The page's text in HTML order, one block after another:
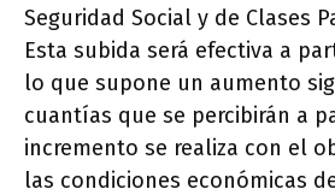
Seguridad Social y de Clases
Esta subida será efectiva a
lo que supone un aumento
cuantías que se percibirán a
incremento se realiza con el
las condiciones económicas